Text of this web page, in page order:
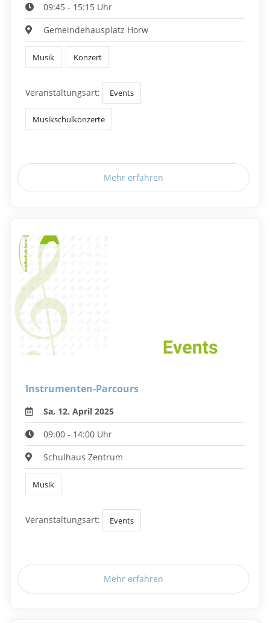
09:45 - 15:15 Uhr
Gemeindehausplatz Horw
Musik Konzert
Veranstaltungsart: Events
Musikschulkonzerte
Mehr erfahren
Instrumenten-Parcours
Sa, 12. April 2025
09:00 - 14:00 Uhr
Schulhaus Zentrum
Musik
Veranstaltungsart: Events
Mehr erfahren